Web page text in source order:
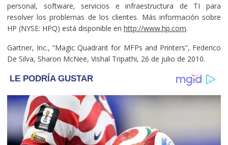
personal, software, servicios e infraestructura de TI para
resolver los problemas de los clientes. Más información sobre
HP (NYSE: HPQ) está disponible en http://www.hp.com.
Gartner, Inc., “Magic Quadrant for MFPs and Printers”, Federico
De Silva, Sharon McNee, Vishal Tripathi, 26 de julio de 2010.